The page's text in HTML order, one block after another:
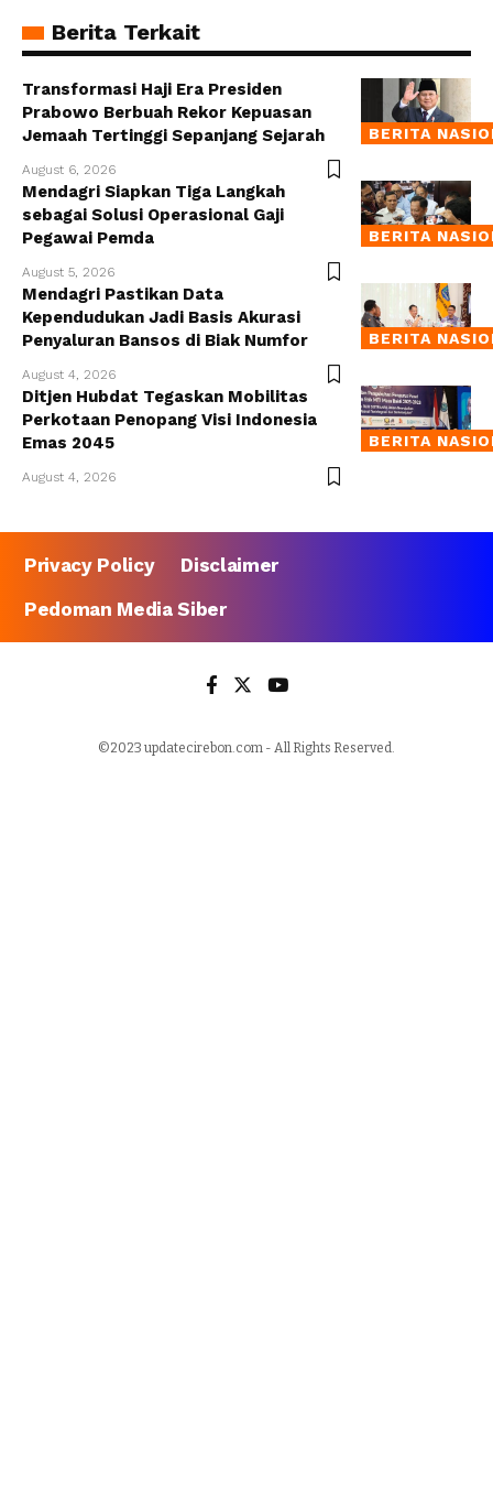
Berita Terkait
BERITA
Transformasi Haji Era Presiden
Prabowo Berbuah Rekor Kepuasan
Jemaah Tertinggi Sepanjang Sejarah
August 6, 2026
BERITA
Mendagri Siapkan Tiga Langkah
sebagai Solusi Operasional Gaji
Pegawai Pemda
August 5, 2026
BERITA
Mendagri Pastikan Data
Kependudukan Jadi Basis Akurasi
Penyaluran Bansos di Biak Numfor
August 4, 2026
BERITA
Ditjen Hubdat Tegaskan Mobilitas
Perkotaan Penopang Visi Indonesia
Emas 2045
August 4, 2026
Privacy Policy
Disclaimer
Pedoman Media Siber
©2023 updatecirebon.com - All Rights Reserved.